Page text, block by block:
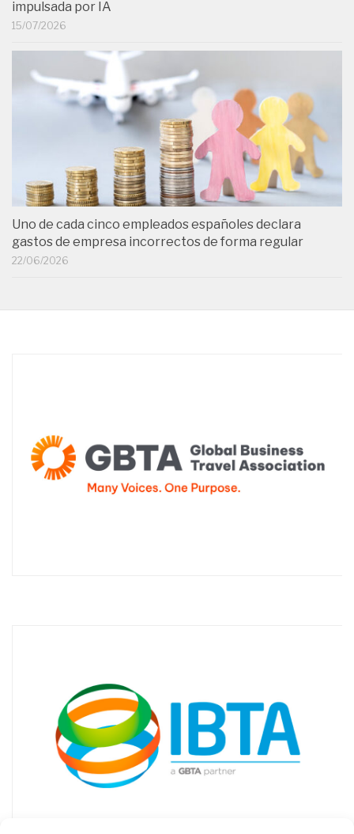
impulsada por IA
15/07/2026
Uno de cada cinco empleados españoles declara
gastos de empresa incorrectos de forma regular
22/06/2026